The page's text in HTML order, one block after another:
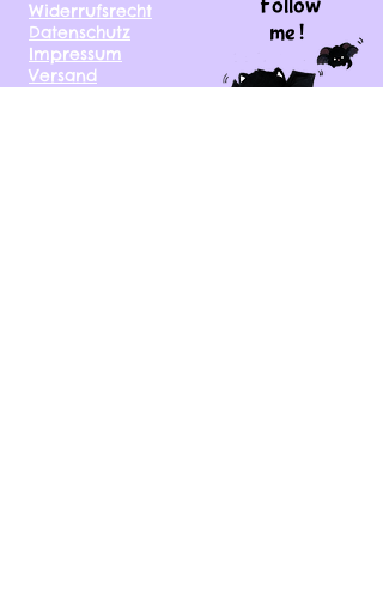
Widerrufsrecht
Datenschutz
Impressum
Versand
Follow
me !